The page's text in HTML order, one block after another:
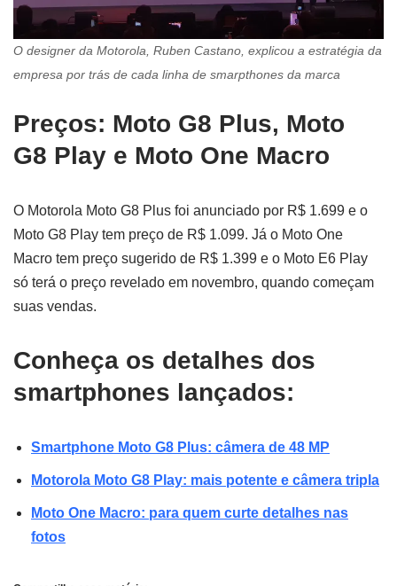
O designer da Motorola, Ruben Castano, explicou a estratégia da
empresa por trás de cada linha de smarpthones da marca
Preços: Moto G8 Plus, Moto
G8 Play e Moto One Macro
O Motorola Moto G8 Plus foi anunciado por R$ 1.699 e o
Moto G8 Play tem preço de R$ 1.099. Já o Moto One
Macro tem preço sugerido de R$ 1.399 e o Moto E6 Play
só terá o preço revelado em novembro, quando começam
suas vendas.
Conheça os detalhes dos
smartphones lançados:
Smartphone Moto G8 Plus: câmera de 48 MP
Motorola Moto G8 Play: mais potente e câmera tripla
Moto One Macro: para quem curte detalhes nas
fotos